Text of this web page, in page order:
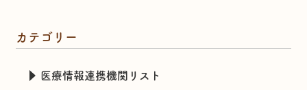
カテゴリー
医療情報連携機関リスト